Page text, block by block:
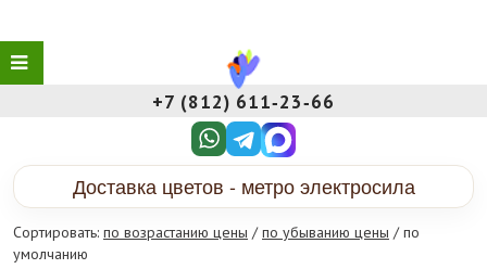
+7 (812) 611‑23‑66
Доставка цветов - метро электросила
Сортировать: по возрастанию цены /по убыванию цены / по
умолчанию